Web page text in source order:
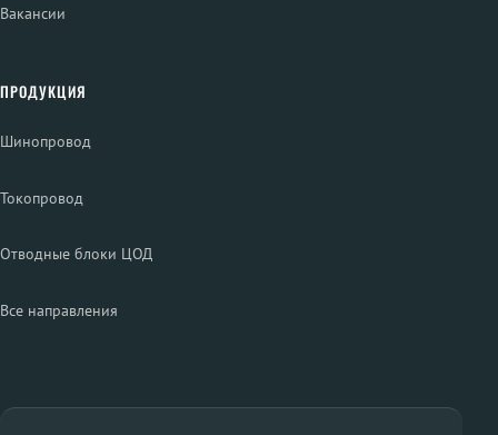
Вакансии
ПРОДУКЦИЯ
Шинопровод
Токопровод
Отводные блоки ЦОД
Все направления